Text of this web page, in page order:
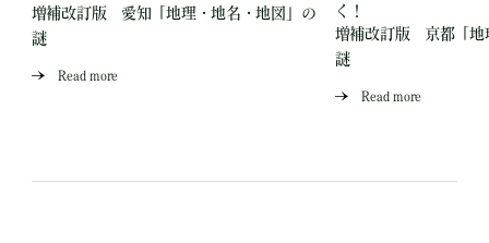
増補改訂版 愛知「地理・地名・地図」の
謎
Read more
く！
増補改訂版 京都「地
謎
Read more